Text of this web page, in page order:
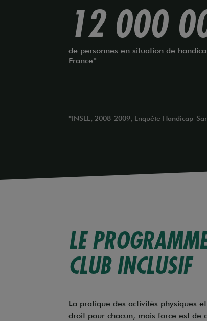
12 000
de personnes en situation de
France*
*INSEE, 2008-2009, Enquête Handicap-
LE
CLUB INCLUSIF
La pratique des activités physiques
droit pour chacun, mais force est de